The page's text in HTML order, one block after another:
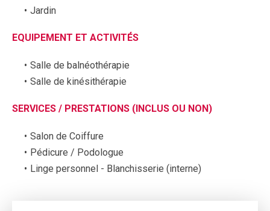
Jardin
EQUIPEMENT ET ACTIVITÉS
Salle de balnéothérapie
Salle de kinésithérapie
SERVICES / PRESTATIONS (INCLUS OU NON)
Salon de Coiffure
Pédicure / Podologue
Linge personnel - Blanchisserie (interne)